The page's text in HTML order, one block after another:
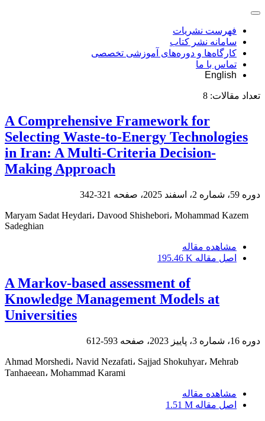
فهرست نشریات
سامانه نشر کتاب
کارگاه‌ها و دوره‌های آموزشی تخصصی
تماس با ما
English
تعداد مقالات: 8
A Comprehensive Framework for
Selecting Waste-to-Energy Technologies
in Iran: A Multi-Criteria Decision-
Making Approach
دوره 59، شماره 2، اسفند 2025، صفحه 321-342
Maryam Sadat Heydari، Davood Shishebori، Mohammad Kazem
Sadeghian
مشاهده مقاله
اصل مقاله 195.46 K
A Markov-based assessment of
Knowledge Management Models at
Universities
دوره 16، شماره 3، پاییز 2023، صفحه 593-612
Ahmad Morshedi، Navid Nezafati، Sajjad Shokuhyar، Mehrab
Tanhaeean، Mohammad Karami
مشاهده مقاله
اصل مقاله 1.51 M